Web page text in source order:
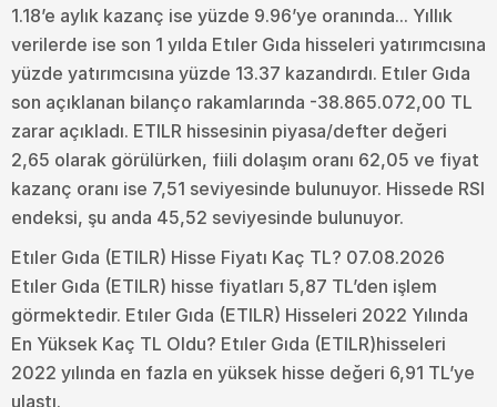
1.18’e aylık kazanç ise yüzde 9.96’ye oranında... Yıllık
verilerde ise son 1 yılda Etıler Gıda hisseleri yatırımcısına
yüzde yatırımcısına yüzde 13.37 kazandırdı. Etıler Gıda
son açıklanan bilanço rakamlarında -38.865.072,00 TL
zarar açıkladı. ETILR hissesinin piyasa/defter değeri
2,65 olarak görülürken, fiili dolaşım oranı 62,05 ve fiyat
kazanç oranı ise 7,51 seviyesinde bulunuyor. Hissede RSI
endeksi, şu anda 45,52 seviyesinde bulunuyor.
Etıler Gıda (ETILR) Hisse Fiyatı Kaç TL? 07.08.2026
Etıler Gıda (ETILR) hisse fiyatları 5,87 TL’den işlem
görmektedir. Etıler Gıda (ETILR) Hisseleri 2022 Yılında
En Yüksek Kaç TL Oldu? Etıler Gıda (ETILR)hisseleri
2022 yılında en fazla en yüksek hisse değeri 6,91 TL’ye
ulaştı.